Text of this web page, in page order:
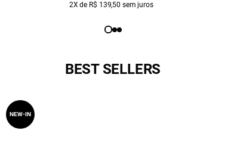
2X de R$ 139,50 sem juros
BEST SELLERS
NEW-IN